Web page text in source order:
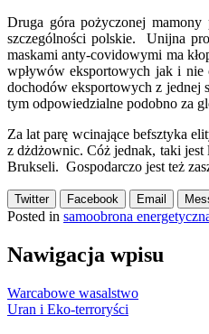
Druga góra pożyczonej
szczególności polskie. Unijna
maskami anty-covidowymi ma
wpływów eksportowych jak i nie
dochodów eksportowych z
tym odpowiedzialne podobno za
Za lat parę wcinające befsztyka
z dżdżownic. Cóż jednak, taki jest
Brukseli. Gospodarczo jest też
Twitter Facebook Email
Posted in samoobrona
Nawigacja wpisu
Warcabowe wasalstwo
Uran i Eko-terroryści